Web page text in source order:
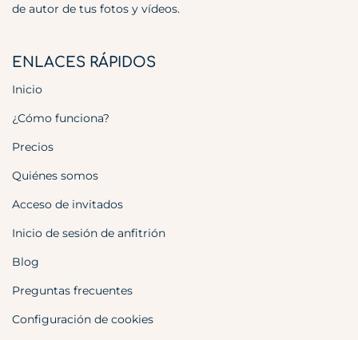
de autor de tus fotos y vídeos.
ENLACES RÁPIDOS
Inicio
¿Cómo funciona?
Precios
Quiénes somos
Acceso de invitados
Inicio de sesión de anfitrión
Blog
Preguntas frecuentes
Configuración de cookies